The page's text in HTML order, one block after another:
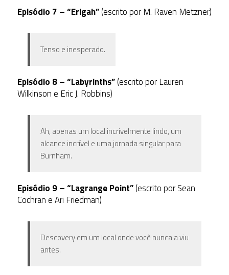
Episódio 7 – “Erigah”(escrito por M. Raven Metzner)
Tenso e inesperado.
Episódio 8 – “Labyrinths”(escrito por Lauren
Wilkinson e Eric J. Robbins)
Ah, apenas um local incrivelmente lindo, um
alcance incrível e uma jornada singular para
Burnham.
Episódio 9 – “Lagrange Point”(escrito por Sean
Cochran e Ari Friedman)
Descovery em um local onde você nunca a viu
antes.